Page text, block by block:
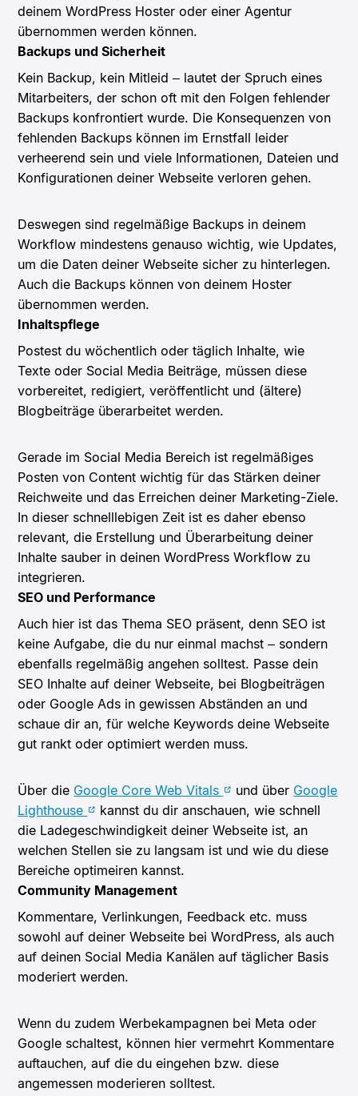
deinem WordPress Hoster oder einer Agentur
übernommen werden können.
Backups und Sicherheit
Kein Backup, kein Mitleid – lautet der Spruch eines
Mitarbeiters, der schon oft mit den Folgen fehlender
Backups konfrontiert wurde. Die Konsequenzen von
fehlenden Backups können im Ernstfall leider
verheerend sein und viele Informationen, Dateien und
Konfigurationen deiner Webseite verloren gehen.
Deswegen sind regelmäßige Backups in deinem
Workflow mindestens genauso wichtig, wie Updates,
um die Daten deiner Webseite sicher zu hinterlegen.
Auch die Backups können von deinem Hoster
übernommen werden.
Inhaltspflege
Postest du wöchentlich oder täglich Inhalte, wie
Texte oder Social Media Beiträge, müssen diese
vorbereitet, redigiert, veröffentlicht und (ältere)
Blogbeiträge überarbeitet werden.
Gerade im Social Media Bereich ist regelmäßiges
Posten von Content wichtig für das Stärken deiner
Reichweite und das Erreichen deiner Marketing-Ziele.
In dieser schnelllebigen Zeit ist es daher ebenso
relevant, die Erstellung und Überarbeitung deiner
Inhalte sauber in deinen WordPress Workflow zu
integrieren.
SEO und Performance
Auch hier ist das Thema SEO präsent, denn SEO ist
keine Aufgabe, die du nur einmal machst – sondern
ebenfalls regelmäßig angehen solltest. Passe dein
SEO Inhalte auf deiner Webseite, bei Blogbeiträgen
oder Google Ads in gewissen Abständen an und
schaue dir an, für welche Keywords deine Webseite
gut rankt oder optimiert werden muss.
Über die Google Core Web Vitals und über Google
Lighthouse
kannst du dir anschauen, wie schnell
die Ladegeschwindigkeit deiner Webseite ist, an
welchen Stellen sie zu langsam ist und wie du diese
Bereiche optimeiren kannst.
Community Management
Kommentare, Verlinkungen, Feedback etc. muss
sowohl auf deiner Webseite bei WordPress, als auch
auf deinen Social Media Kanälen auf täglicher Basis
moderiert werden.
Wenn du zudem Werbekampagnen bei Meta oder
Google schaltest, können hier vermehrt Kommentare
auftauchen, auf die du eingehen bzw. diese
angemessen moderieren solltest.